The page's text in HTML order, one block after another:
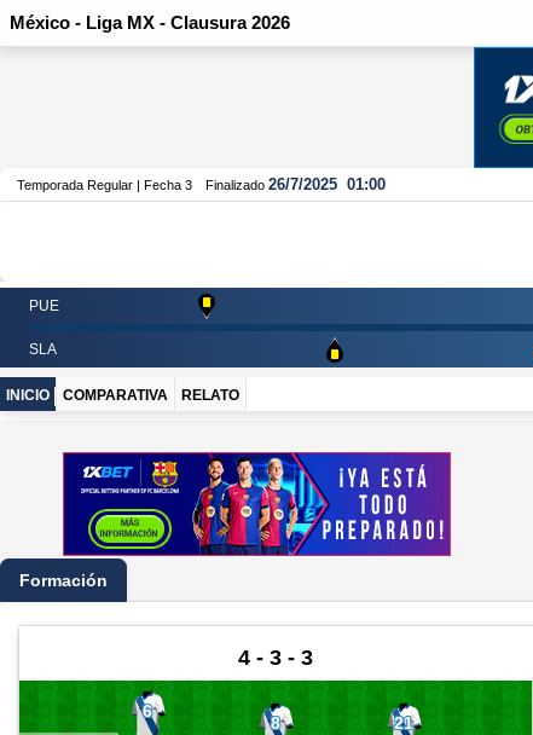
México - Liga MX - Clausura 2026
Temporada Regular | Fecha 3 Finalizado 26/7/2025 01:00
PUE
SLA
INICIO COMPARATIVA RELATO
Formación
4 - 3 - 3
6
8 21